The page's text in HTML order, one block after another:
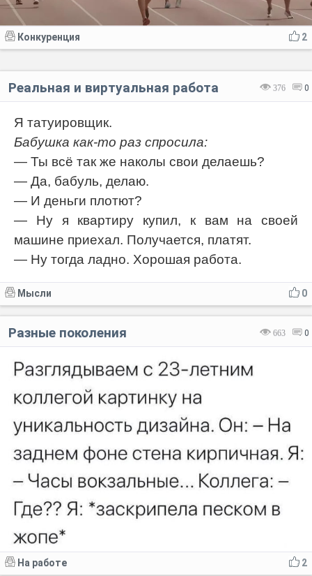
2
Конкуренция
376 0
Реальная и виртуальная работа
Я татуировщик.
Бабушка как-то раз спросила:
— Ты всё так же наколы свои делаешь?
— Да, бабуль, делаю.
— И деньги плотют?
— Ну я квартиру купил, к вам на своей
машине приехал. Получается, платят.
— Ну тогда ладно. Хорошая работа.
0
Мысли
663 0
Разные поколения
2
На работе